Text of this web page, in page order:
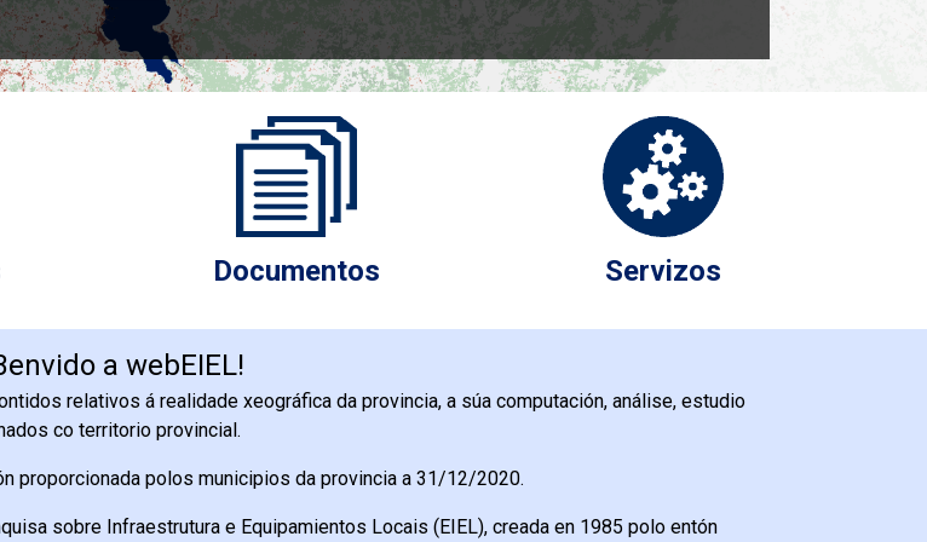
Documentos Servizos
a webEIEL!
relativos á realidade xeográfica da provincia, a súa computación, análise, estudio
co territorio provincial.
proporcionada polos municipios da provincia a 31/12/2020.
sobre Infraestrutura e Equipamientos Locais (EIEL), creada en 1985 polo entón